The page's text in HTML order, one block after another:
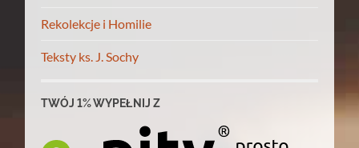
Rekolekcje i Homilie
Teksty ks. J. Sochy
TWÓJ 1% WYPEŁNIJ Z